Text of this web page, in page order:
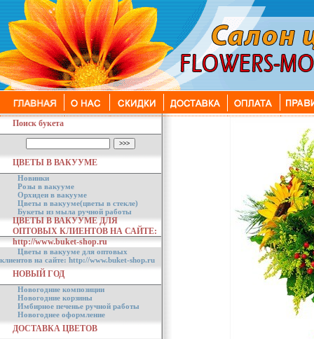
Поиск букета
ЦВЕТЫ В ВАКУУМЕ
Новинки
Розы в вакууме
Орхидеи в вакууме
Цветы в вакууме(цветы в стекле)
Букеты из мыла ручной работы
ЦВЕТЫ В ВАКУУМЕ ДЛЯ
ОПТОВЫХ КЛИЕНТОВ НА САЙТЕ:
http://www.buket-shop.ru
Цветы в вакууме для оптовых
клиентов на сайте: http://www.buket-shop.ru
НОВЫЙ ГОД
Новогодние композиции
Новогодние корзины
Имбирное печенье ручной работы
Новогоднее оформление
ДОСТАВКА ЦВЕТОВ